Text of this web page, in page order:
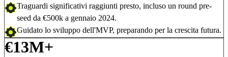
Traguardi significativi raggiunti presto, incluso un round pre-
seed da €500k a gennaio 2024.
Guidato lo sviluppo dell'MVP, preparando per la crescita futura.
€13M+